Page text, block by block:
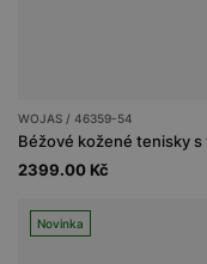
WOJAS / 46359-54
2399.00 Kč
Novinka